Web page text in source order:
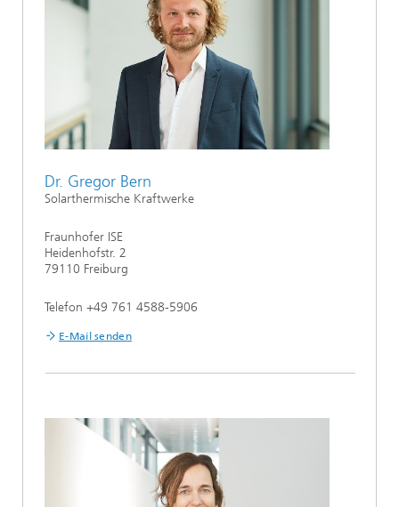
Dr. Gregor Bern
Solarthermische Kraftwerke
Fraunhofer ISE
Heidenhofstr. 2
79110 Freiburg
Telefon +49 761 4588-5906
E-Mail senden